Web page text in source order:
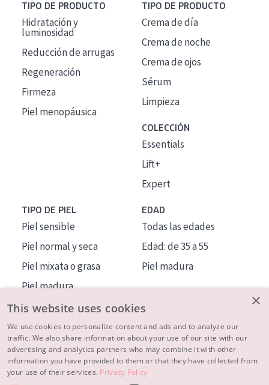
TIPO DE PRODUCTO
Hidratación y
luminosidad
Reducción de arrugas
Regeneración
Firmeza
Piel menopáusica
TIPO DE PRODUCTO
Crema de día
Crema de noche
Crema de ojos
Sérum
Limpieza
COLECCIÓN
Essentials
Lift+
Expert
TIPO DE PIEL
Piel sensible
Piel normal y seca
Piel mixata o grasa
Piel madura
Piel expuesta al sol
Piel menopáusica
EDAD
Todas las edades
Edad: de 35 a 55
Piel madura
MÁS SOBRE NOSOTROS
INSPIRACIÓN
×
This website uses cookies
We use cookies to personalize content and ads and to analyze our
traffic. We also share information about your use of our site with our
advertising and analytics partners who may combine it with other
information you have provided to them or that they have collected from
your use of their services. Privacy Policy